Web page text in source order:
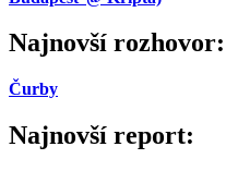
Najnovší rozhovor:
Čurby
Najnovší report: